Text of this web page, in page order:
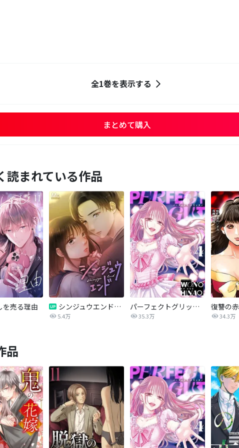
全1巻を表示する
まとめて購入
読まれている作品
を売る理由 シンジュウエンド【タテヨミ】
5.4万
パーフェクトグリッター
35.3万 34.3万
品